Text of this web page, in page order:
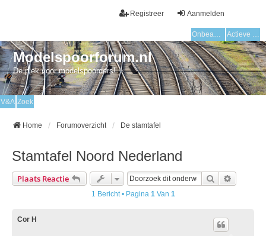
Aanmelden
Registreer
Onbeantwoorde onderwerpen Actieve onderwerpen
Modelspoorforum.nl
De plek voor modelspoorders!
V&A Zoek
Home Forumoverzicht De stamtafel
Stamtafel Noord Nederland
Plaats Reactie Zoek
1 Bericht • Pagina 1Van 1
Cor H